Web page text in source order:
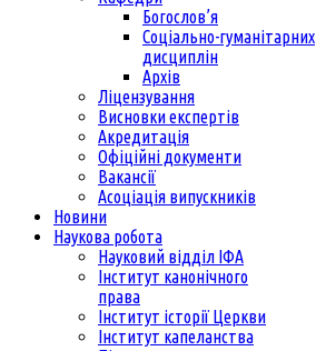
Богослов’я
Соціально-гуманітарних
дисциплін
Архів
Ліцензування
Висновки експертів
Акредитація
Офіційні документи
Вакансії
Асоціація випускників
Новини
Наукова робота
Науковий відділ ІФА
Інститут канонічного
права
Інститут історії Церкви
Інститут капеланства